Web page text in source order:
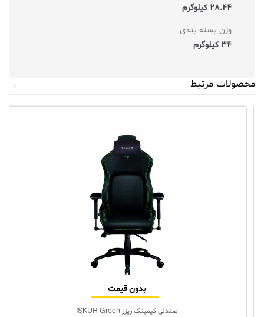
28.44 کیلوگرم
وزن بسته بندی
34 کیلوگرم
محصولات مرتبط
بدون قیمت
صندلی گیمینگ ریزر ISKUR Green